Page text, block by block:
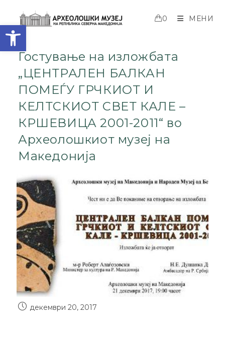
Open toolbar
0 МЕНИ
Гостување на изложбата
„ЦЕНТРАЛЕН БАЛКАН
ПОМЕЃУ ГРЧКИОТ И
КЕЛТСКИОТ СВЕТ КАЛЕ –
КРШЕВИЦА 2001-2011“ во
Археолошкиот музеј на
Македонија
декември 20, 2017